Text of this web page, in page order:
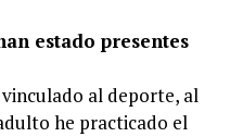
estado presentes
al deporte, al
he practicado el